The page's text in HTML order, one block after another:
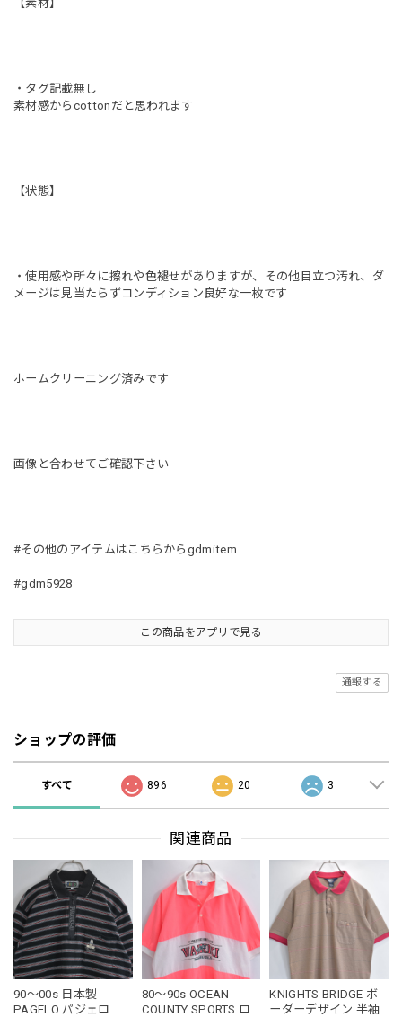
【素材】
・タグ記載無し
素材感からcottonだと思われます
【状態】
・使用感や所々に擦れや色褪せがありますが、その他目立つ汚れ、ダ
メージは見当たらずコンディション良好な一枚です
ホームクリーニング済みです
画像と合わせてご確認下さい
#その他のアイテムはこちらからgdmitem
#gdm5928
この商品をアプリで見る
通報する
ショップの評価
すべて 896 20 3
関連商品
90～00s 日本製
PAGELO パジェロ ロ
80～90s OCEAN
COUNTY SPORTS ロ
KNIGHTS BRIDGE ボ
ーダーデザイン 半袖